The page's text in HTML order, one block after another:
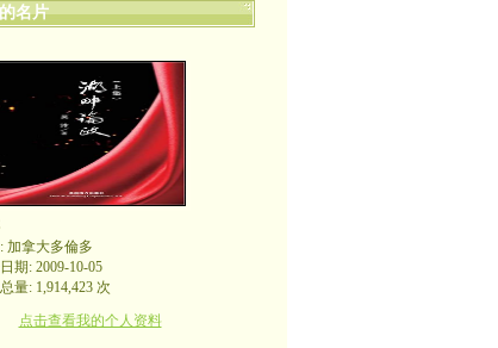
名片
加拿大多倫多
期: 2009-10-05
量: 1,914,423 次
点击查看我的个人资料